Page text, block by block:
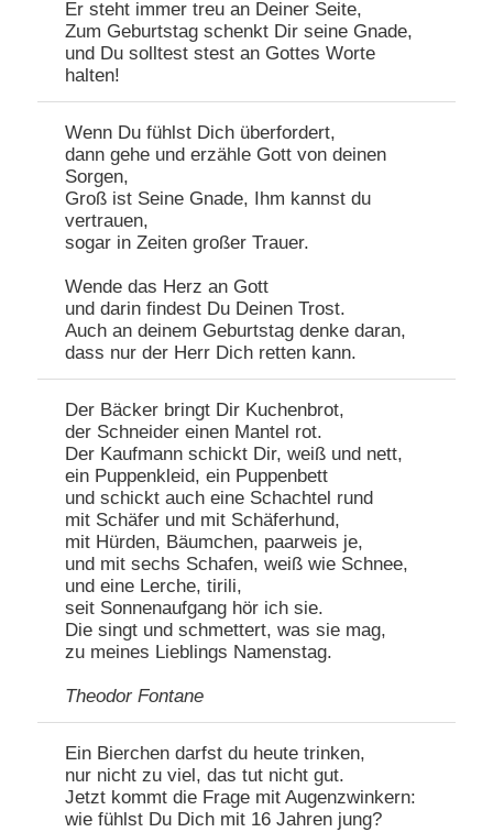
Er steht immer treu an Deiner Seite,
Zum Geburtstag schenkt Dir seine Gnade,
und Du solltest stest an Gottes Worte
halten!
Wenn Du fühlst Dich überfordert,
dann gehe und erzähle Gott von deinen
Sorgen,
Groß ist Seine Gnade, Ihm kannst du
vertrauen,
sogar in Zeiten großer Trauer.
Wende das Herz an Gott
und darin findest Du Deinen Trost.
Auch an deinem Geburtstag denke daran,
dass nur der Herr Dich retten kann.
Der Bäcker bringt Dir Kuchenbrot,
der Schneider einen Mantel rot.
Der Kaufmann schickt Dir, weiß und nett,
ein Puppenkleid, ein Puppenbett
und schickt auch eine Schachtel rund
mit Schäfer und mit Schäferhund,
mit Hürden, Bäumchen, paarweis je,
und mit sechs Schafen, weiß wie Schnee,
und eine Lerche, tirili,
seit Sonnenaufgang hör ich sie.
Die singt und schmettert, was sie mag,
zu meines Lieblings Namenstag.
Theodor Fontane
Ein Bierchen darfst du heute trinken,
nur nicht zu viel, das tut nicht gut.
Jetzt kommt die Frage mit Augenzwinkern:
wie fühlst Du Dich mit 16 Jahren jung?